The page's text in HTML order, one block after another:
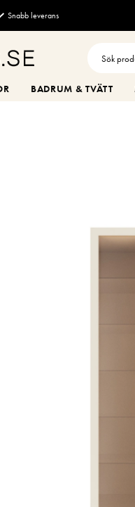
Snabb leverans
BADRUM & TVÄTT